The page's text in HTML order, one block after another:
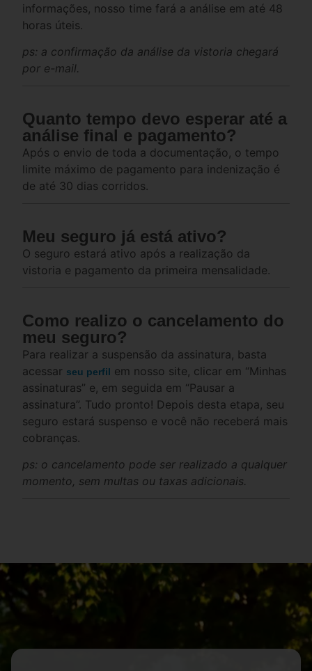
informações, nosso time fará a análise em até 48
horas úteis.
ps: a confirmação da análise da vistoria chegará
por e-mail.
Quanto tempo devo esperar até a
análise final e pagamento?
Após o envio de toda a documentação, o tempo
limite máximo de pagamento para indenização é
de até 30 dias corridos.
Meu seguro já está ativo?
O seguro estará ativo após a realização da
vistoria e pagamento da primeira mensalidade.
Como realizo o cancelamento do
meu seguro?
Para realizar a suspensão da assinatura, basta
acessar seu perfil em nosso site, clicar em “Minhas
assinaturas” e, em seguida em “Pausar a
assinatura”. Tudo pronto! Depois desta etapa, seu
seguro estará suspenso e você não receberá mais
cobranças.
ps: o cancelamento pode ser realizado a qualquer
momento, sem multas ou taxas adicionais.